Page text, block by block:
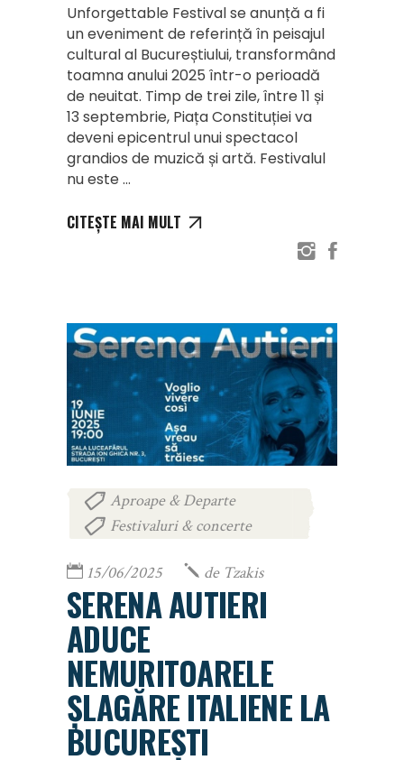
Unforgettable Festival se anunță a fi
un eveniment de referință în peisajul
cultural al Bucureștiului, transformând
toamna anului 2025 într-o perioadă
de neuitat. Timp de trei zile, între 11 și
13 septembrie, Piața Constituției va
deveni epicentrul unui spectacol
grandios de muzică și artă. Festivalul
nu este
CITEȘTE MAI MULT
Aproape & Departe
Festivaluri & concerte
15/06/2025 de Tzakis
SERENA AUTIERI
ADUCE
NEMURITOARELE
ȘLAGĂRE ITALIENE LA
BUCUREȘTI